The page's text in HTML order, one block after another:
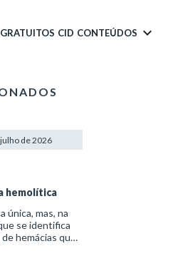
CID CONTEÚDOS
de 2026
hemolítica
única, mas, na
se identifica
hemácias que